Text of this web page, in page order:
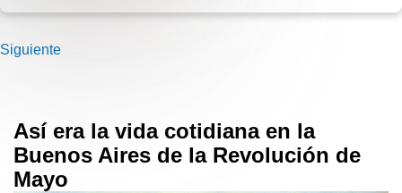
Siguiente
Así era la vida cotidiana en la
Buenos Aires de la Revolución de
Mayo